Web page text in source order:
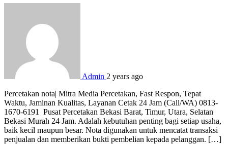
Admin 2 years ago
Percetakan nota| Mitra Media Percetakan, Fast Respon, Tepat
Waktu, Jaminan Kualitas, Layanan Cetak 24 Jam (Call/WA) 0813-
1670-6191 Pusat Percetakan Bekasi Barat, Timur, Utara, Selatan
Bekasi Murah 24 Jam. Adalah kebutuhan penting bagi setiap usaha,
baik kecil maupun besar. Nota digunakan untuk mencatat transaksi
penjualan dan memberikan bukti pembelian kepada pelanggan. […]